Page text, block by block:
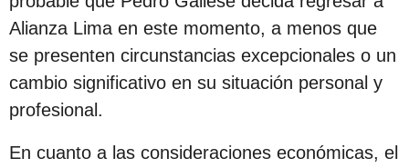
c
a
c
i
n
Alianza Lima en este momento, a menos que
se presenten circunstancias excepcionales o un
cambio significativo en su situación personal y
profesional.
En cuanto a las consideraciones económicas, el